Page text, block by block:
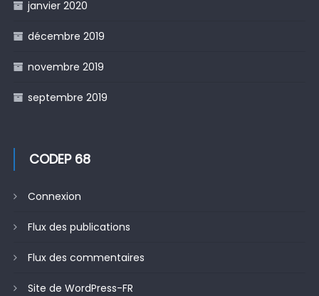
janvier 2020
décembre 2019
novembre 2019
septembre 2019
CODEP 68
Connexion
Flux des publications
Flux des commentaires
Site de WordPress-FR